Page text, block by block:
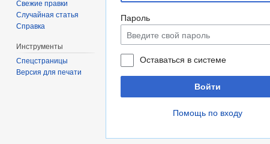
Пароль
Оставаться в системе
Войти
Помощь по входу
Свежие правки
Случайная статья
Справка
Инструменты
Спецстраницы
Версия для печати